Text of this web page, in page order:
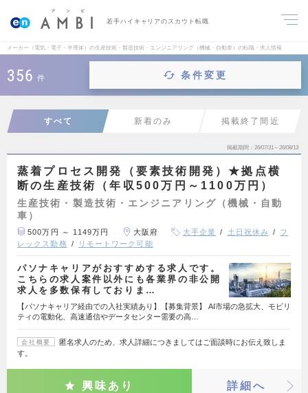
若手ハイキャリアのスカウト転職
メーカー（電気・電子・半導体）の生産技術・製造技術・エンジニアリング（機械・自動車）の転職・求人情報
356 件 条件変更
すべて 新着のみ 掲載終了間近
掲載期間 26/07/31～26/08/13
蒸着プロセス開発（要素技術開発）★拠点横
断の生産技術（年収500万円～1100万円）
生産技術・製造技術・エンジニアリング（機械・自動
車）
500万円 ～ 1149万円 大阪府 大手企業 土日祝休み
フ
レックス勤務
リモートワーク可能
パソナキャリアがおすすめする求人です。
こちらの求人案件以外にも各業界の非公開
求人を多数保有しておりま…
【パソナキャリア経由での入社実績あり】【募集背景】 AI市場の急拡大、モビリ
ティの電動化、高速通信やデータセンター需要の高…
会社概要
匿名求人のため、求人詳細につきましてはご面談時にお伝え致しま
す。
興味あり 詳細へ